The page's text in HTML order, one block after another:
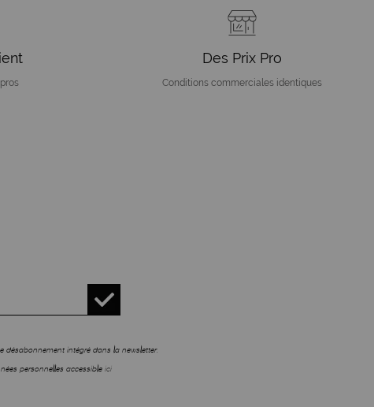
Des Prix Pro
Conditions commerciales identiques
désabonnement intégré dans la newsletter.
personnelles accessibleici